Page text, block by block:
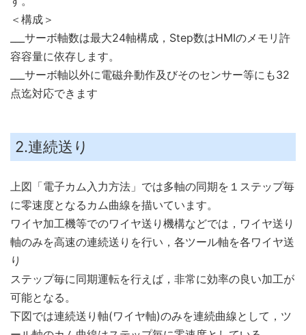
＜構成＞
___サーボ軸数は最大24軸構成，Step数はHMIのメモリ許
容容量に依存します。
___サーボ軸以外に電磁弁動作及びそのセンサー等にも32
点迄対応できます
2.連続送り
上図「電子カム入力方法」では多軸の同期を１ステップ毎
に零速度となるカム曲線を描いています。
ワイヤ加工機等でのワイヤ送り機構などでは，ワイヤ送り
軸のみを高速の連続送りを行い，各ツール軸を各ワイヤ送
り
ステップ毎に同期運転を行えば，非常に効率の良い加工が
可能となる。
下図では連続送り軸(ワイヤ軸)のみを連続曲線として，ツ